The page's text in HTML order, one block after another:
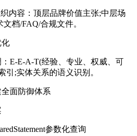
容：顶层品牌价值主张;中层场
档/FAQ/合规文件。
E-A-T(经验、专业、权威、可
引;实体关系的语义识别。
面防御体系
参数化查询